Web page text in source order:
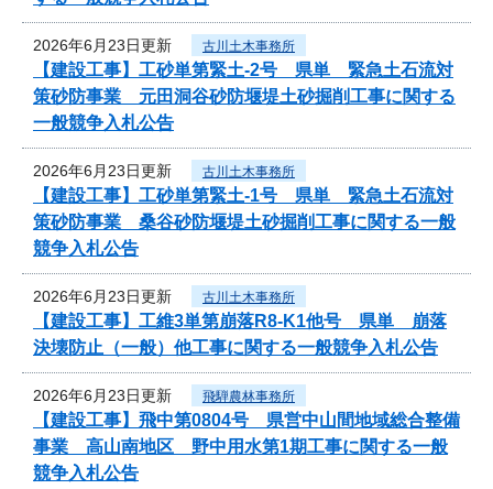
2026年6月23日更新 古川土木事務所
【建設工事】工砂単第緊土-2号 県単 緊急土石流対
策砂防事業 元田洞谷砂防堰堤土砂掘削工事に関する
一般競争入札公告
2026年6月23日更新 古川土木事務所
【建設工事】工砂単第緊土-1号 県単 緊急土石流対
策砂防事業 桑谷砂防堰堤土砂掘削工事に関する一般
競争入札公告
2026年6月23日更新 古川土木事務所
【建設工事】工維3単第崩落R8-K1他号 県単 崩落
決壊防止（一般）他工事に関する一般競争入札公告
2026年6月23日更新 飛騨農林事務所
【建設工事】飛中第0804号 県営中山間地域総合整備
事業 高山南地区 野中用水第1期工事に関する一般
競争入札公告